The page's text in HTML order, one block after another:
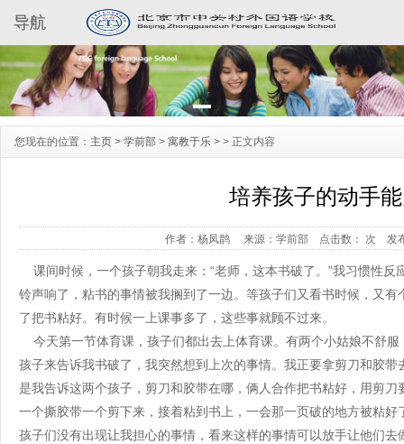
导航
您现在的位置： 主页 > 学前部 > 寓教于乐 > > 正文内容
培养孩子的动手
作者：杨凤鹊 来源：学前部 点击数： 次 发
课间时候，一个孩子朝我走来：“老师，这本书破了。”我习惯性反
铃声响了，粘书的事情被我搁到了一边。等孩子们又看书时候，又
了把书粘好。有时候一上课事多了，这些事就顾不过来。
今天第一节体育课，孩子们都出去上体育课。有两个小姑娘不舒
孩子来告诉我书破了，我突然想到上次的事情。我正要拿剪刀和胶
是我告诉这两个孩子，剪刀和胶带在哪，俩人合作把书粘好，用剪
一个撕胶带一个剪下来，接着粘到书上，一会那一页破的地方被粘
孩子们没有出现让我担心的事情，看来这样的事情可以放手让他们去